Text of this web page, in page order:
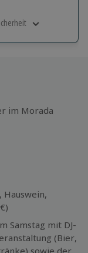
im Morada
Hauswein,
Samstag mit DJ-
(Bier,
sowie der